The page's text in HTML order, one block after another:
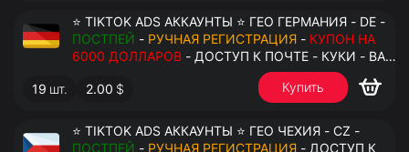
⭐ TIKTOK ADS АККАУНТЫ ⭐ ГЕО ГЕРМАНИЯ - DE -
ПОСТПЕЙ - РУЧНАЯ РЕГИСТРАЦИЯ - КУПОН НА
6000 ДОЛЛАРОВ - ДОСТУП К ПОЧТЕ - КУКИ - ВАТ
ЗАПОЛНЕН - ПЕРЕДАЧА В АНТИДЕТЕКТ
19 шт. 2.00 $ Купить
⭐ TIKTOK ADS АККАУНТЫ ⭐ ГЕО ЧЕХИЯ - CZ -
ПОСТПЕЙ - РУЧНАЯ РЕГИСТРАЦИЯ